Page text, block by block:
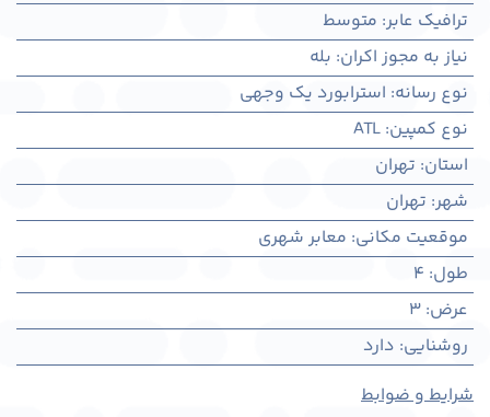
ترافیک عابر: متوسط
نیاز به مجوز اکران: بله
نوع رسانه: استرابورد یک وجهی
نوع کمپین:
ATL
استان: تهران
شهر: تهران
موقعیت مکانی: معابر شهری
طول:
4
عرض:
3
روشنایی: دارد
شرایط و ضوابط